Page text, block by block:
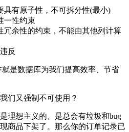
具有原子性，不可拆分性(最小)
一性约束
冗余性的约束，不能由其他列计算
反
是数据库为我们提高效率、节省
们又强制不可使用？
理想主义的、是总会有垃圾和bug
商品下架了。那么你的订单记录已